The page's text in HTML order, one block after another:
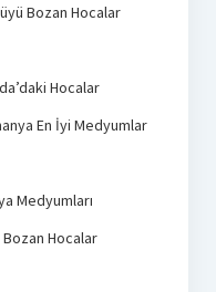
Bozan Hocalar
Hocalar
En İyi Medyumlar
Medyumları
Hocalar